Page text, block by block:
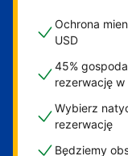
Ochrona
USD
45%
rezerwację
Wybierz
rezerwację
Będziemy